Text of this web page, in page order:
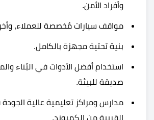
وأفراد الأمن.
مواقف سيارات مُخصصة للعملاء،
بنية تحتية مجهزة بالكامل.
استخدام أفضل الأدوات في البُناء
صديقة للبيئة.
مدارس ومراكز تعليمية عالية
القريبة من الكمبوند.